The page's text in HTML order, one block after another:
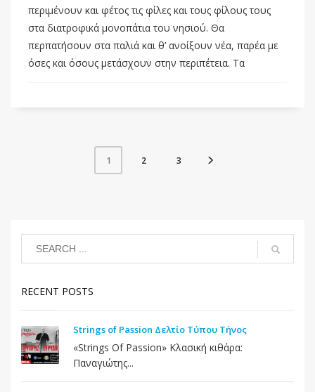
περιμένουν και φέτος τις φίλες και τους φίλους τους
στα διατροφικά μονοπάτια του νησιού. Θα
περπατήσουν στα παλιά και θ’ ανοίξουν νέα, παρέα με
όσες και όσους μετάσχουν στην περιπέτεια. Τα
1 2 3
RECENT POSTS
Strings of Passion Δελτίο Τύπου Τήνος
«Strings Of Passion» Κλασική κιθάρα:
Παναγιώτης...